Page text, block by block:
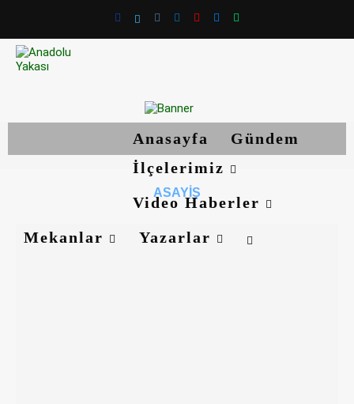
Anasayfa
Gündem
İlçelerimiz
Video Haberler
Mekanlar
Yazarlar
ASAYIŞ